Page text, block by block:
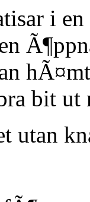
i
bit ut
utan